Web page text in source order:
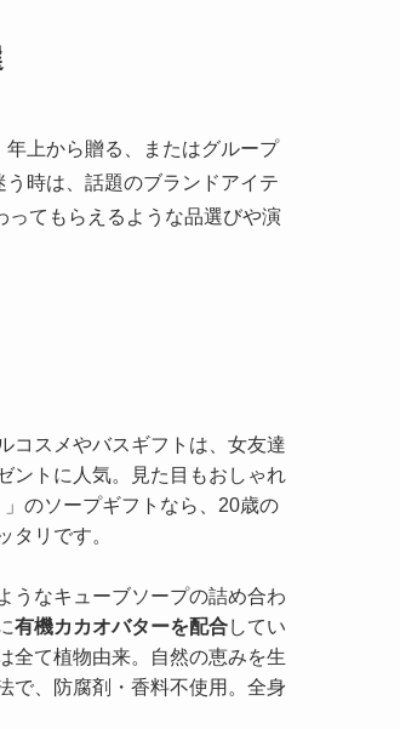
年上から贈る、またはグループ
時は、話題のブランドアイテ
ってもらえるような品選びや演
コスメやバスギフトは、女友達
ントに人気。見た目もおしゃれ
のソープギフトなら、20歳の
タリです。
うなキューブソープの詰め合わ
有機カカオバターを配合してい
全て植物由来。自然の恵みを生
で、防腐剤・香料不使用。全身